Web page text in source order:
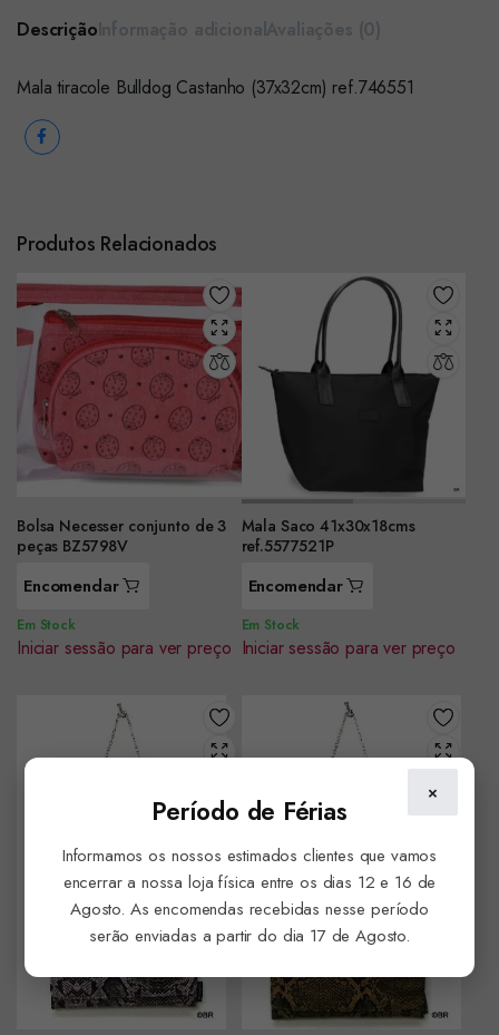
Descrição
Mala tiracole Bulldog Castanho (37x32cm) ref.746551
Produtos Relacionados
Bolsa Necesser conjunto de 3
peças BZ5798V
Encomendar
Em Stock
Iniciar sessão para ver preço
Mala Saco 41x30x18cms
ref.5577521P
Encomendar
Em Stock
Iniciar sessão para ver preço
×
Período de Férias
Informamos os nossos estimados clientes que vamos
encerrar a nossa loja física entre os dias 12 e 16 de
Agosto. As encomendas recebidas nesse período
serão enviadas a partir do dia 17 de Agosto.